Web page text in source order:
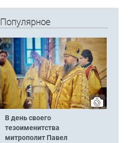
Популярное
В день своего
тезоименитства
митрополит Павел